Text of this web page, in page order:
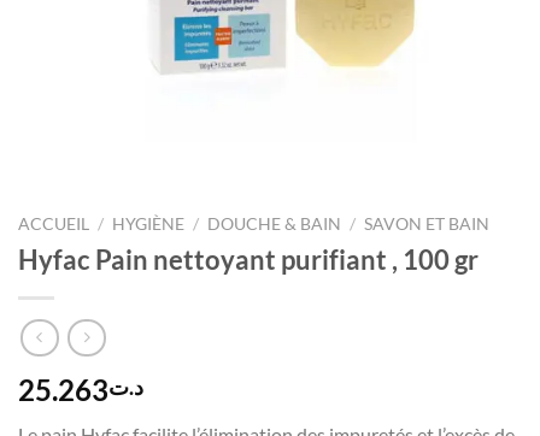
ACCUEIL / HYGIÈNE / DOUCHE & BAIN / SAVON ET BAIN
Hyfac Pain nettoyant purifiant , 100 gr
د.ت25.263